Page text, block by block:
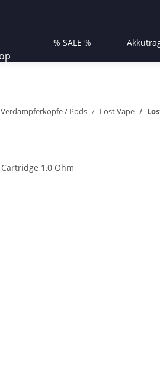
% SALE %
Verdampferköpfe / Pods Lost Vape